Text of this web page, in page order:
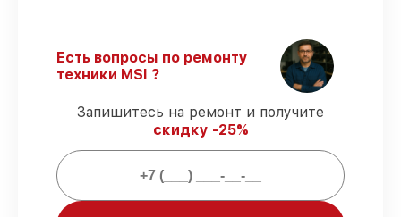
подтверждает их уровень мастерства.
Выполнение работ вовремя
–
соблюдаем сроки сервиса материнской
платы Z68A-GD65 (B3), согласованные с
клиентом.
Гарантийное обслуживание
предоставляем официальное
гарантийное сопровождение после
Есть вопросы по ремонту
техники MSI ?
Запишитесь на ремонт и получите
скидку -25%